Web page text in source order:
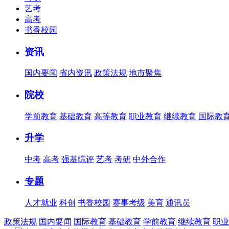
艺考
高考
书香校园
资讯
国内要闻 省内资讯 政策法规 地市聚焦
院校
学前教育 基础教育 高等教育 职业教育 继续教育 国际教
升学
中考 高考 强基综评 艺考 考研 中外合作
专题
人才就业 科创 书香校园 赛事考级 美育 通讯员
政策法规 国内要闻 国际教育 基础教育 学前教育 继续教育 职